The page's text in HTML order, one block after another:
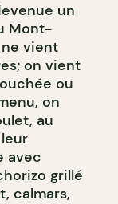
un
Mont-
ne vient
on vient
ou
on
au
avec
grillé
calmars,